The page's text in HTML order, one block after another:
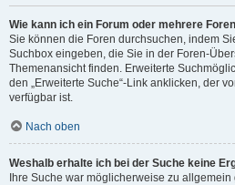
Wie kann ich ein Forum oder mehrere
Sie können die Foren durchsuchen, indem
Suchbox eingeben, die Sie in der Foren-
Themenansicht finden. Erweiterte
den „Erweiterte Suche“-Link anklicken, der
verfügbar ist.
Nach oben
Weshalb erhalte ich bei der Suche keine
Ihre Suche war möglicherweise zu